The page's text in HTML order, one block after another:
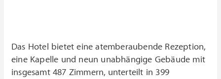
Das Hotel bietet eine atemberaubende Rezeption,
eine Kapelle und neun unabhängige Gebäude mit
insgesamt 487 Zimmern, unterteilt in 399